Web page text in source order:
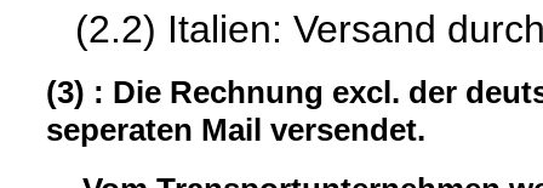
(2.2) Italien: Versand durch
(3) : Die Rechnung excl. der
seperaten Mail versendet.